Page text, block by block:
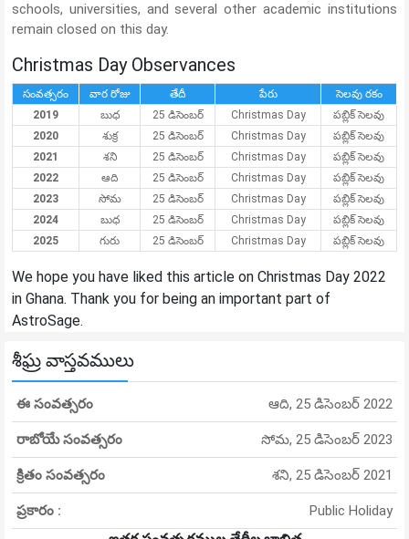
schools, universities, and several other academic institutions
remain closed on this day.
Christmas Day Observances
సంవత్సరం వార రోజు తేదీ పేరు
సెలవు రకం
2019
బుధ 25 డిసెంబర్ Christmas Day
పబ్లిక్ సెలవు
2020
శుక్ర 25 డిసెంబర్ Christmas Day
పబ్లిక్ సెలవు
2021
శని 25 డిసెంబర్ Christmas Day
పబ్లిక్ సెలవు
2022
ఆది 25 డిసెంబర్ Christmas Day
పబ్లిక్ సెలవు
2023
సోమ 25 డిసెంబర్ Christmas Day
పబ్లిక్ సెలవు
2024
బుధ 25 డిసెంబర్ Christmas Day
పబ్లిక్ సెలవు
2025
గురు 25 డిసెంబర్ Christmas Day పబ్లిక్ సెలవు
We hope you have liked this article on Christmas Day 2022
in Ghana. Thank you for being an important part of
AstroSage.
శీఘ్ర వాస్తవములు
ఈ సంవత్సరం ఆది, 25 డిసెంబర్ 2022
రాబోయే సంవత్సరం సోమ, 25 డిసెంబర్ 2023
క్రితం సంవత్సరం శని, 25 డిసెంబర్ 2021
ప్రకారం : Public Holiday